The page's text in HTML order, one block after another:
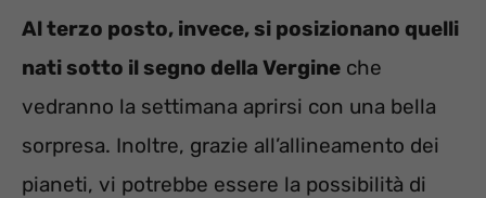
Al terzo posto, invece, si posizionano quelli
nati sotto il segno della Vergine che
vedranno la settimana aprirsi con una bella
sorpresa. Inoltre, grazie all’allineamento dei
pianeti, vi potrebbe essere la possibilità di